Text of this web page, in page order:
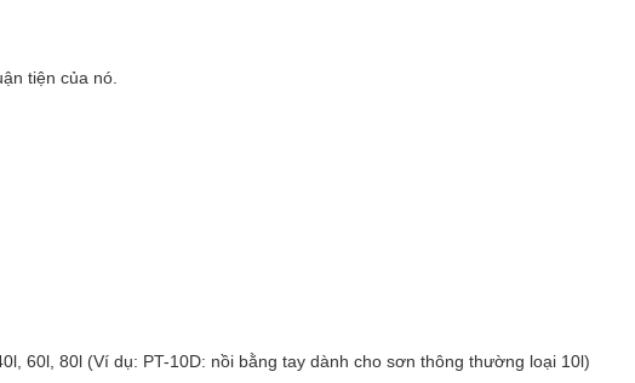
tiện của nó.
60l, 80l (Ví dụ: PT-10D: nồi bằng tay dành cho sơn thông thường loại 10l)